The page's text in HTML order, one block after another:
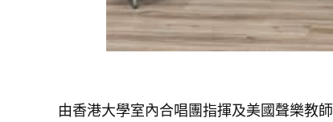
由香港大學室內合唱團指揮及美國聲樂教